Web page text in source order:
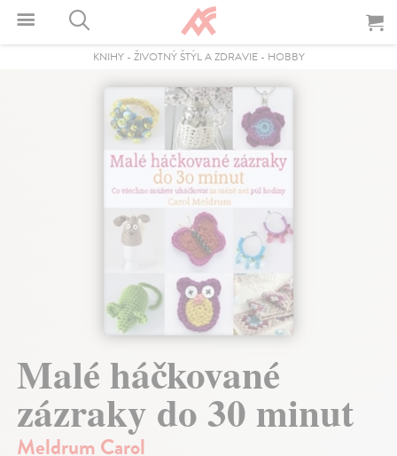
KNIHY- ŽIVOTNÝ ŠTÝL A ZDRAVIE- HOBBY
Malé háčkované
zázraky do 30 minut
Meldrum Carol